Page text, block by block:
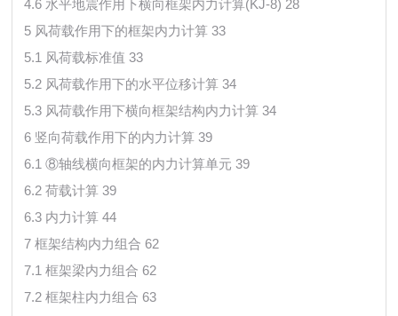
4.6 水平地震作用下横向框架内力计算(KJ-8) 28
5 风荷载作用下的框架内力计算 33
5.1 风荷载标准值 33
5.2 风荷载作用下的水平位移计算 34
5.3 风荷载作用下横向框架结构内力计算 34
6 竖向荷载作用下的内力计算 39
6.1 ⑧轴线横向框架的内力计算单元 39
6.2 荷载计算 39
6.3 内力计算 44
7 框架结构内力组合 62
7.1 框架梁内力组合 62
7.2 框架柱内力组合 63